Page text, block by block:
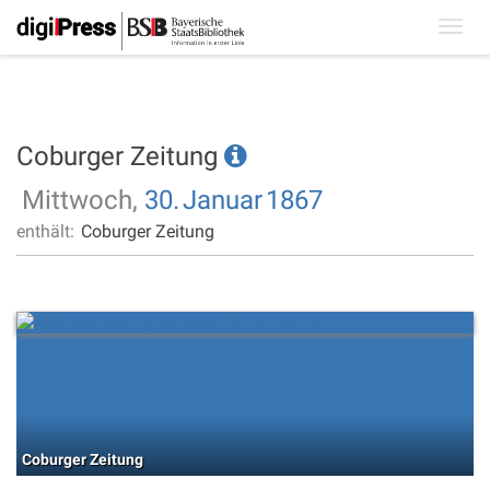
Coburger Zeitung
Mittwoch, 30.Januar1867
enthält: Coburger Zeitung
Coburger Zeitung